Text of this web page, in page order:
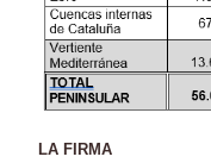
LA FIRMA